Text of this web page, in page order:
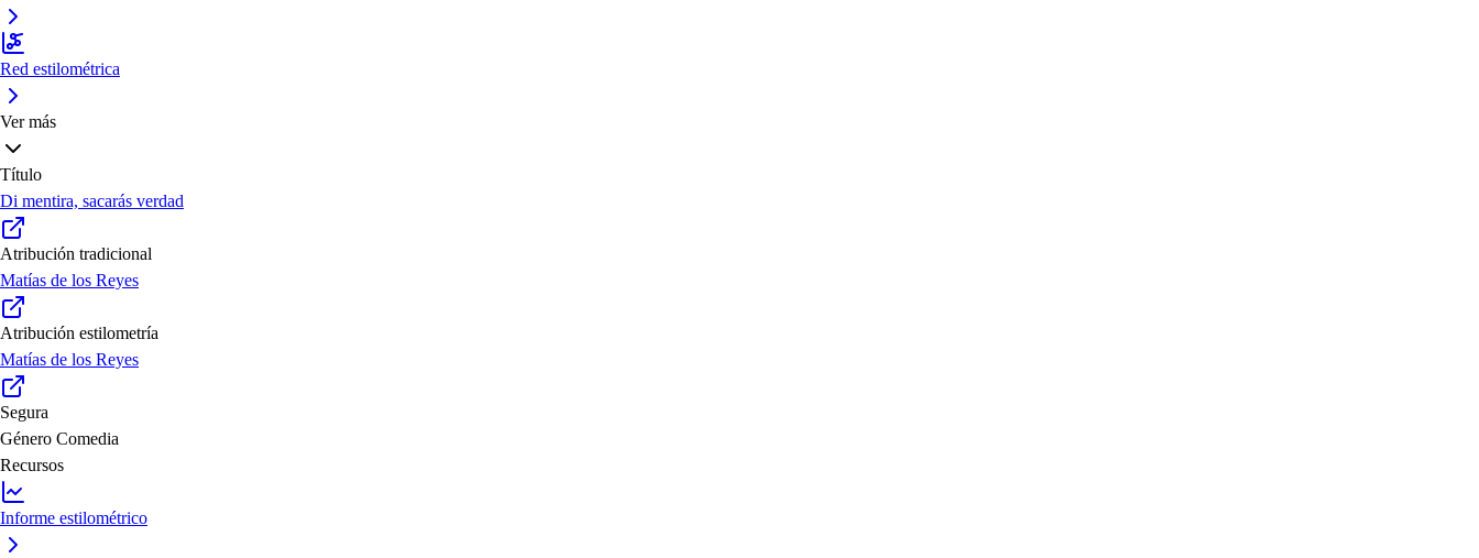
Red estilométrica
Ver más
Título
Di mentira, sacarás verdad
Atribución tradicional
Matías de los Reyes
Atribución estilometría
Matías de los Reyes
Segura
Género Comedia
Recursos
Informe estilométrico